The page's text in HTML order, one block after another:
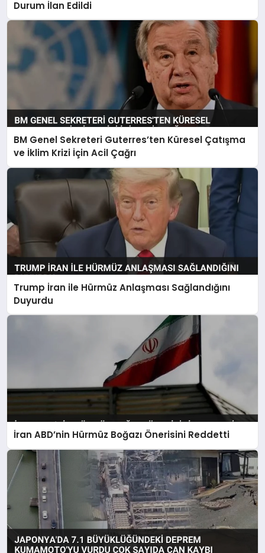
Durum İlan Edildi
BM Genel Sekreteri Guterres’ten Küresel Çatışma
ve İklim Krizi İçin Acil Çağrı
Trump İran ile Hürmüz Anlaşması Sağlandığını
Duyurdu
İran ABD’nin Hürmüz Boğazı Önerisini Reddetti